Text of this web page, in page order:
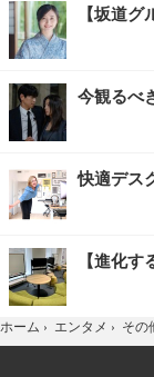
【坂道
今観るべ
快適デス
【進化す
ホーム › エンタメ › その